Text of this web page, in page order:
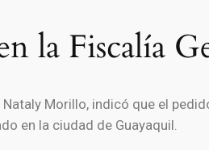
la Fiscalía
Morillo, indicó que el
en la ciudad de Guayaquil